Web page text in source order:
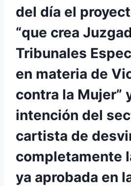
del día el
“que crea
Tribunales
en materia de
contra la Mujer”
intención del
cartista de
completamente
ya aprobada en